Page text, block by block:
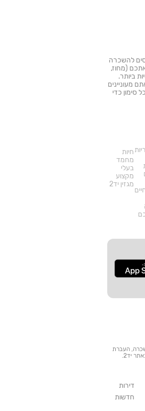
הנכסים להשכרה
(מחוז,
ביותר.
מעוניינים
סימון כדי
חיות
מחמד
בעלי
מקצוע
מגזין יד2
בתים להשכרה, העברת
יד2.
דירות
חדשות